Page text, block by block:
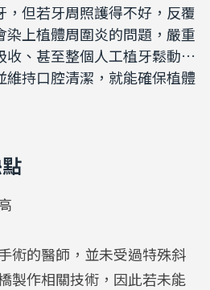
，但若牙周照護得不好，反覆
染上植體周圍炎的問題，嚴重
收、甚至整個人工植牙鬆動…
維持口腔清潔，就能確保植體
術的醫師，並未受過特殊斜
製作相關技術，因此若未能